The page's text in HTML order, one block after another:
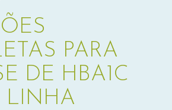
PARA
DE HBA1C
LINHA